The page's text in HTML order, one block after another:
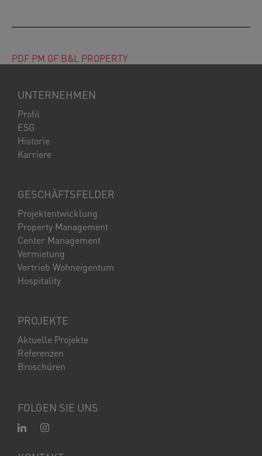
PDF PM GF B&L PROPERTY
UNTERNEHMEN
Profil
ESG
Historie
Karriere
GESCHÄFTSFELDER
Projektentwicklung
Property Management
Center Management
Vermietung
Vertrieb Wohneigentum
Hospitality
PROJEKTE
Aktuelle Projekte
Referenzen
Broschüren
FOLGEN SIE UNS